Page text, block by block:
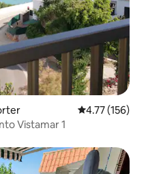
Calificación
4.77 (156)
Vistamar 1